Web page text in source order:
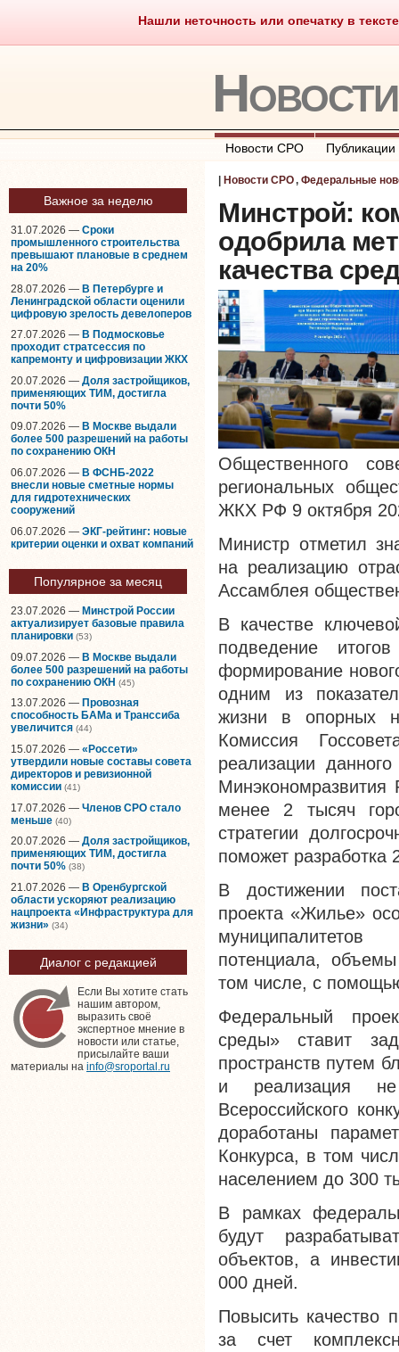
Нашли неточность или опечатку в
Саморегулирование Что
Новости СРО Публикации
Важное за неделю
31.07.2026 — Сроки
промышленного строительства
превышают плановые в среднем
на 20%
28.07.2026 — В Петербурге и
Ленинградской области оценили
цифровую зрелость девелоперов
27.07.2026 — В Подмосковье
проходит стратсессия по
капремонту и цифровизации ЖКХ
20.07.2026 — Доля застройщиков,
применяющих ТИМ, достигла
почти 50%
09.07.2026 — В Москве выдали
более 500 разрешений на работы
по сохранению ОКН
06.07.2026 — В ФСНБ-2022
внесли новые сметные нормы
для гидротехнических
сооружений
06.07.2026 — ЭКГ-рейтинг: новые
критерии оценки и охват компаний
Популярное за месяц
23.07.2026 — Минстрой России
актуализирует базовые правила
планировки (53)
09.07.2026 — В Москве выдали
более 500 разрешений на работы
по сохранению ОКН (45)
13.07.2026 — Провозная
способность БАМа и Транссиба
увеличится (44)
15.07.2026 — «Россети»
утвердили новые составы совета
директоров и ревизионной
комиссии (41)
17.07.2026 — Членов СРО стало
меньше (40)
20.07.2026 — Доля застройщиков,
применяющих ТИМ, достигла
почти 50% (38)
21.07.2026 — В Оренбургской
области ускоряют реализацию
нацпроекта «Инфраструктура для
жизни» (34)
Диалог с редакцией
Если Вы хотите стать
нашим автором,
выразить своё
экспертное мнение в
новости или статье,
присылайте ваши
материалы на info@sroportal.ru
Новости СРО, Федеральные
Минстрой:
одобрила
качества
Общественного
региональных
ЖКХ РФ 9 октября
Министр отметил
на реализацию
Ассамблея
В качестве
подведение
формирование
одним из
жизни в опорных
Комиссия
реализации
менее 2 тысяч
стратегии
поможет разработка
В достижении
проекта «Жилье»
потенциала,
том числе, с
Федеральный
среды» ставит
пространств путем
и реализация
Всероссийского
доработаны
Конкурса, в том
населением до 300
В рамках
будут
объектов, а
000 дней.
Повысить качество
за счет